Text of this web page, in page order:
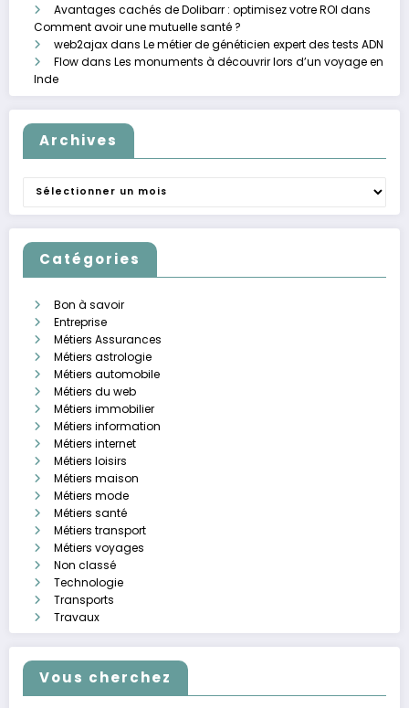
Avantages cachés de Dolibarr : optimisez votre ROI dans
Comment avoir une mutuelle santé ?
web2ajaxdans Le métier de généticien expert des tests ADN
Flowdans Les monuments à découvrir lors d’un voyage en
Inde
Archives
Archives
Catégories
Bon à savoir
Entreprise
Métiers Assurances
Métiers astrologie
Métiers automobile
Métiers du web
Métiers immobilier
Métiers information
Métiers internet
Métiers loisirs
Métiers maison
Métiers mode
Métiers santé
Métiers transport
Métiers voyages
Non classé
Technologie
Transports
Travaux
Vous cherchez